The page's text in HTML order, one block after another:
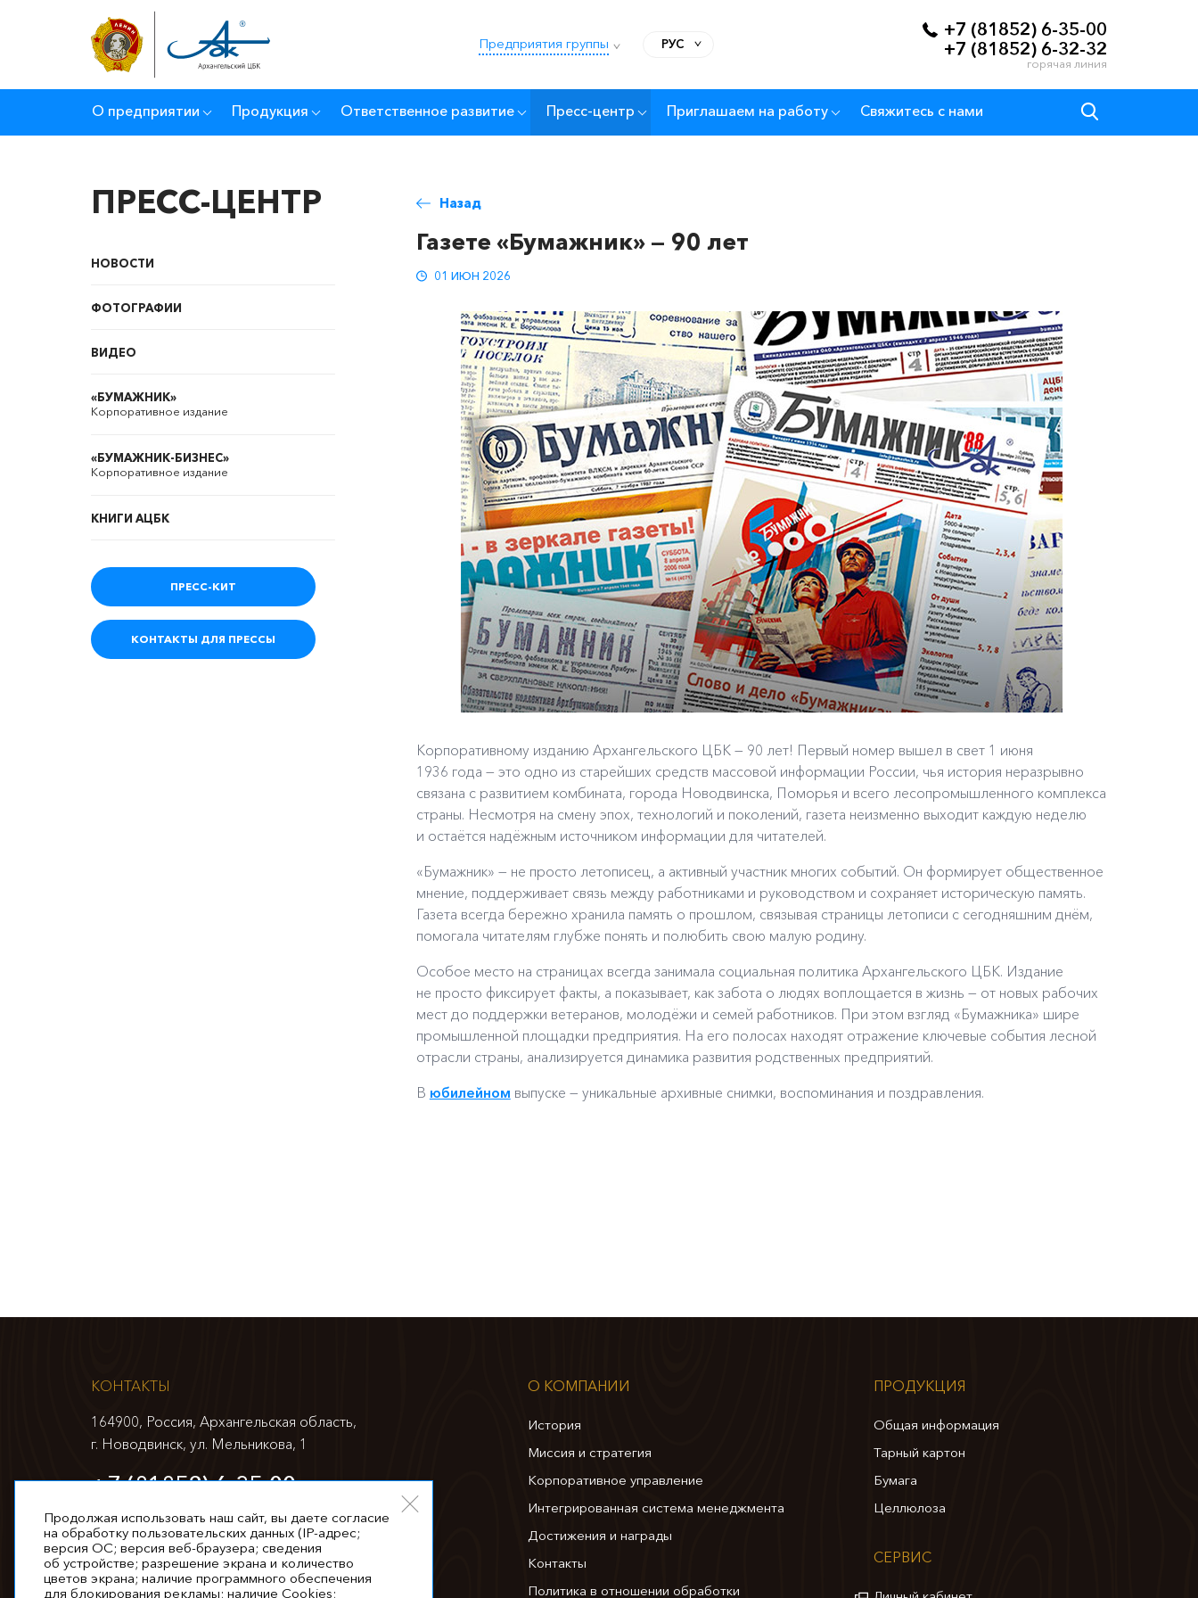
Предприятия группы РУС
+7 (81852) 6-35-00
+7 (81852) 6-32-32
горячая линия
О предприятии Продукция Ответственное развитие Пресс-центр Приглашаем на работу Свяжитесь с нами
ПРЕСС-ЦЕНТР
НОВОСТИ
ФОТОГРАФИИ
ВИДЕО
«БУМАЖНИК»
Корпоративное издание
«БУМАЖНИК-БИЗНЕС»
Корпоративное издание
КНИГИ АЦБК
ПРЕСС-КИТ
КОНТАКТЫ ДЛЯ ПРЕССЫ
Назад
Газете «Бумажник» — 90 лет
01 ИЮН 2026
Корпоративному изданию Архангельского ЦБК — 90 лет! Первый номер вышел в свет 1 июня
1936 года — это одно из старейших средств массовой информации России, чья история неразрывно
связана с развитием комбината, города Новодвинска, Поморья и всего лесопромышленного комплекса
страны. Несмотря на смену эпох, технологий и поколений, газета неизменно выходит каждую неделю
и остаётся надёжным источником информации для читателей.
«Бумажник» — не просто летописец, а активный участник многих событий. Он формирует общественное
мнение, поддерживает связь между работниками и руководством и сохраняет историческую память.
Газета всегда бережно хранила память о прошлом, связывая страницы летописи с сегодняшним днём,
помогала читателям глубже понять и полюбить свою малую родину.
Особое место на страницах всегда занимала социальная политика Архангельского ЦБК. Издание
не просто фиксирует факты, а показывает, как забота о людях воплощается в жизнь — от новых рабочих
мест до поддержки ветеранов, молодёжи и семей работников. При этом взгляд «Бумажника» шире
промышленной площадки предприятия. На его полосах находят отражение ключевые события лесной
отрасли страны, анализируется динамика развития родственных предприятий.
В юбилейном выпуске — уникальные архивные снимки, воспоминания и поздравления.
КОНТАКТЫ
164900, Россия, Архангельская область,
г. Новодвинск, ул. Мельникова, 1
+7 (81852) 6-35-00
info@appm.ru
О КОМПАНИИ
История
Миссия и стратегия
Корпоративное управление
Интегрированная система менеджмента
Достижения и награды
Контакты
Политика в отношении обработки
ПРОДУКЦИЯ
Общая информация
Тарный картон
Бумага
Целлюлоза
СЕРВИС
Продолжая использовать наш сайт, вы даете согласие
на обработку пользовательских данных (IP-адрес;
версия ОС; версия веб-браузера; сведения
об устройстве; разрешение экрана и количество
цветов экрана; наличие программного обеспечения
для блокирования рекламы; наличие Cookies;